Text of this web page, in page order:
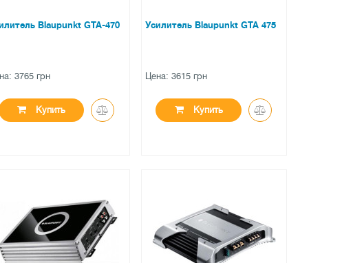
Blaupunkt GTA-470
3765 грн
Купить
0 отзывов
Усилитель Blaupunkt GTA 475
Цена: 3615 грн
Купить
0 отзывов